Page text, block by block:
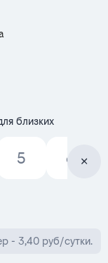
близких
5 6
- 3,40 руб/сутки.